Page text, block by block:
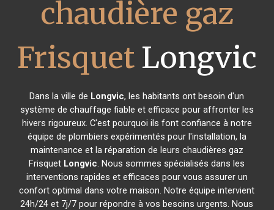
chaudière gaz
FrisquetLongvic
Dans la ville de Longvic, les habitants ont besoin d'un
système de chauffage fiable et efficace pour affronter les
hivers rigoureux. C'est pourquoi ils font confiance à notre
équipe de plombiers expérimentés pour l'installation, la
maintenance et la réparation de leurs chaudières gaz
Frisquet Longvic. Nous sommes spécialisés dans les
interventions rapides et efficaces pour vous assurer un
confort optimal dans votre maison. Notre équipe intervient
24h/24 et 7j/7 pour répondre à vos besoins urgents. Nous